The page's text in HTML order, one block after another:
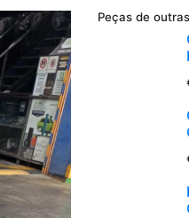
Peças de